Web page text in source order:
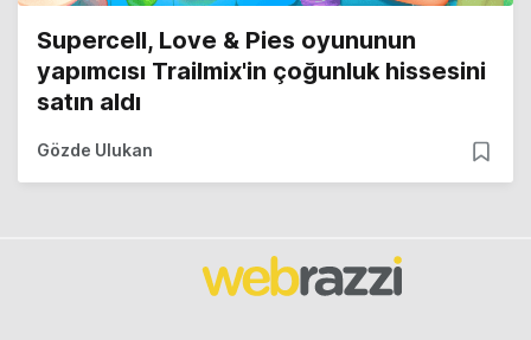
Supercell, Love & Pies oyununun
yapımcısı Trailmix'in çoğunluk hissesini
satın aldı
Gözde Ulukan